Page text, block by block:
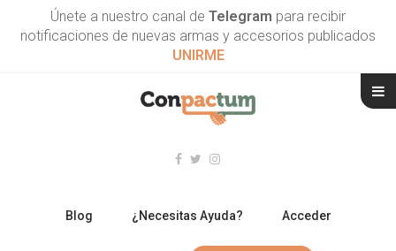
Únete a nuestro canal de Telegram para recibir
notificaciones de nuevas armas y accesorios publicados
UNIRME
Blog ¿Necesitas Ayuda? Acceder